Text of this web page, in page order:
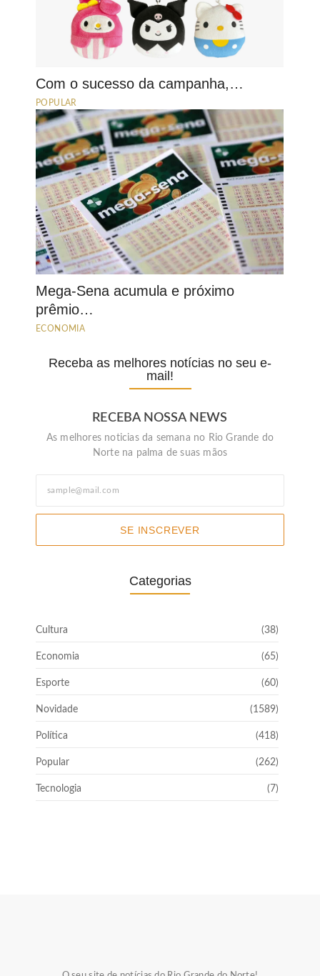
Com o sucesso da campanha,…
POPULAR
Mega-Sena acumula e próximo
prêmio…
ECONOMIA
Receba as melhores notícias no seu e-
mail!
RECEBA NOSSA NEWS
As melhores noticias da semana no Rio Grande do
Norte na palma de suas mãos
SE INSCREVER
Categorias
Cultura (38)
Economia (65)
Esporte (60)
Novidade (1589)
Política (418)
Popular (262)
Tecnologia (7)